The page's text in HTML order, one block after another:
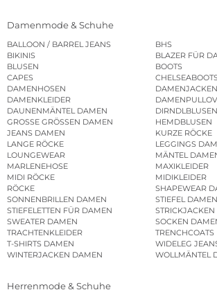
Damenmode & Schuhe
BALLOON / BARREL JEANS
BHS
BIKINIS
BLAZER FÜR
BLUSEN
BOOTS
CAPES
DAMENHOSEN
DAMENJACKEN
DAMENKLEIDER
DAUNENMÄNTEL DAMEN
DIRNDLBLUSEN
GROSSE GRÖSSEN DAMEN
HEMDBLUSEN
JEANS DAMEN
KURZE RÖCKE
LANGE RÖCKE
LEGGINGS
LOUNGEWEAR
MÄNTEL
MARLENEHOSE
MAXIKLEIDER
MIDI RÖCKE
MIDIKLEIDER
RÖCKE
SHAPEWEAR
SONNENBRILLEN DAMEN
STIEFEL DAMEN
STIEFELETTEN FÜR DAMEN
SWEATER DAMEN
SOCKEN
TRACHTENKLEIDER
TRENCHCOATS
T-SHIRTS DAMEN
WIDELEG
WINTERJACKEN DAMEN
WOLLMÄNTEL
Herrenmode & Schuhe